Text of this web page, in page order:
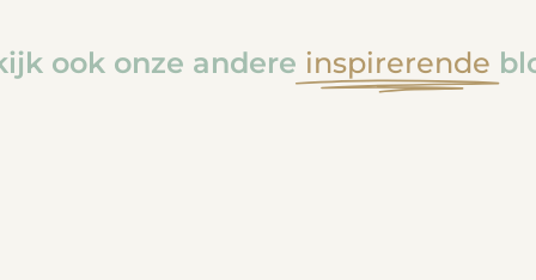
ook onze andere inspirerende